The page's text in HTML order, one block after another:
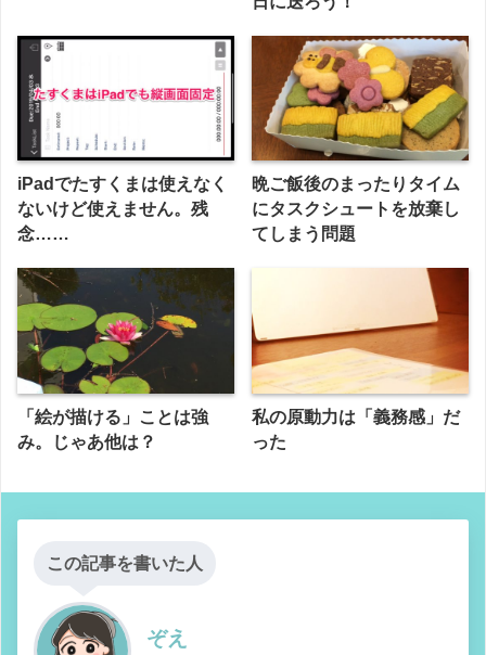
iPadでたすくまは使えなく
ないけど使えません。残
念……
晩ご飯後のまったりタイム
にタスクシュートを放棄し
てしまう問題
「絵が描ける」ことは強
み。じゃあ他は？
私の原動力は「義務感」だ
った
この記事を書いた人
ぞえ